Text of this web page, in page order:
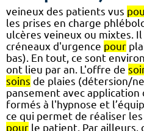
veineux des patients vus
les prises en charge
ulcères veineux ou mixtes.
créneaux d'urgence pour
bas). En tout, ce sont
ont lieu par an. L'offre de
soins de plaies (détersion/
pansement avec
formés à l'hypnose et
ce qui permet de réaliser les
pour le patient. Par ailleurs,